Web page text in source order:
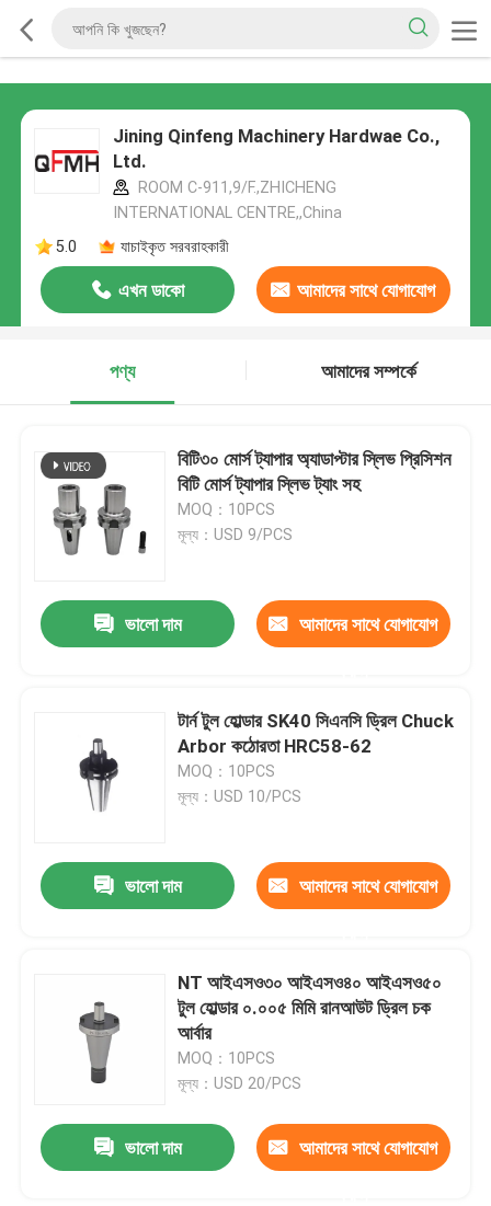
Jining Qinfeng Machinery Hardwae Co.,
Ltd.
ROOM C-911,9/F.,ZHICHENG
INTERNATIONAL CENTRE,,China
5.0
যাচাইকৃত সরবরাহকারী
এখন ডাকো আমাদের সাথে যোগাযোগ
পণ্য
আমাদের সম্পর্কে
বিটি৩০ মোর্স ট্যাপার অ্যাডাপ্টার স্লিভ প্রিসিশন
বিটি মোর্স ট্যাপার স্লিভ ট্যাং সহ
MOQ：10PCS
মূল্য：USD 9/PCS
ভালো দাম আমাদের সাথে যোগাযোগ
টার্ন টুল হোল্ডার SK40 সিএনসি ড্রিল Chuck
Arbor কঠোরতা HRC58-62
MOQ：10PCS
মূল্য：USD 10/PCS
ভালো দাম আমাদের সাথে যোগাযোগ
NT আইএসও৩০ আইএসও৪০ আইএসও৫০
টুল হোল্ডার ০.০০৫ মিমি রানআউট ড্রিল চক
আর্বার
MOQ：10PCS
মূল্য：USD 20/PCS
ভালো দাম আমাদের সাথে যোগাযোগ